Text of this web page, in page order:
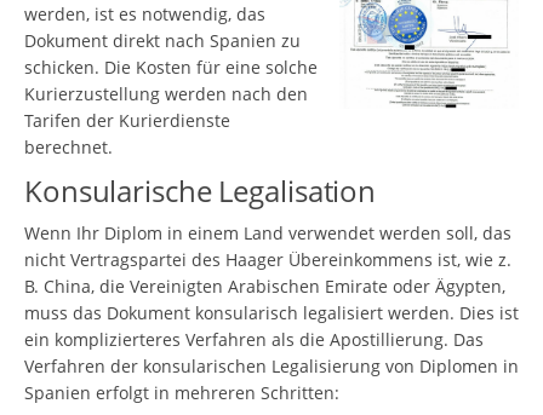
werden, ist es notwendig, das
Dokument direkt nach Spanien zu
schicken. Die Kosten für eine solche
Kurierzustellung werden nach den
Tarifen der Kurierdienste
berechnet.
Konsularische Legalisation
Wenn Ihr Diplom in einem Land verwendet werden soll, das
nicht Vertragspartei des Haager Übereinkommens ist, wie z.
B. China, die Vereinigten Arabischen Emirate oder Ägypten,
muss das Dokument konsularisch legalisiert werden. Dies ist
ein komplizierteres Verfahren als die Apostillierung. Das
Verfahren der konsularischen Legalisierung von Diplomen in
Spanien erfolgt in mehreren Schritten: